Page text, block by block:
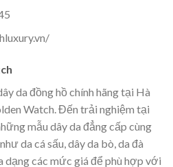
da đồng hồ chính hãng tại Hà
Watch. Đến trải nghiệm tại
mẫu dây da đẳng cấp cùng
da cá sấu, dây da bò, da đà
dạng các mức giá để phù hợp với